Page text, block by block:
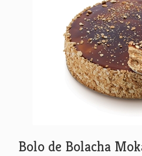
Bolo de Bolacha